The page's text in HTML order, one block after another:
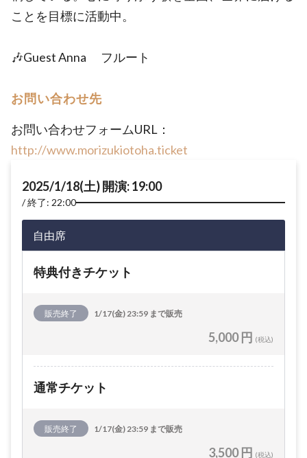
ことを目標に活動中。
🎶Guest Anna フルート
お問い合わせ先
お問い合わせフォームURL：
http://www.morizukiotoha.ticket
2025/1/18(土) 開演: 19:00
終了: 22:00
自由席
特典付きチケット
販売終了 1/17(金) 23:59 まで販売
5,000 円 (税込)
通常チケット
販売終了 1/17(金) 23:59 まで販売
3,500 円 (税込)